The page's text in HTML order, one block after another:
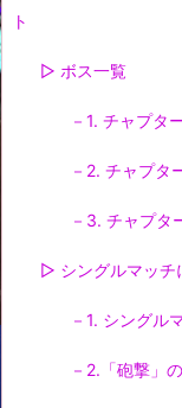
ト
▷ ボス一覧
－1. チャプタ
－2. チャプタ
－3. チャプタ
▷ シングルマッチ
－1. シングル
－2.「砲撃」